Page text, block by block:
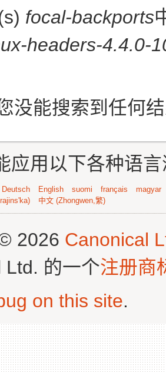
focal-backports
headers-4.4.0-
没能搜索到任何
应用以下各种语
Deutsch English suomi français
magyar
中文 (Zhongwen,繁)
2026 Canonical
Ltd. 的一个注册商
on this site.